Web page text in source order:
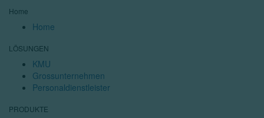
Home
Home
LÖSUNGEN
KMU
Grossunternehmen
Personaldienstleister
PRODUKTE